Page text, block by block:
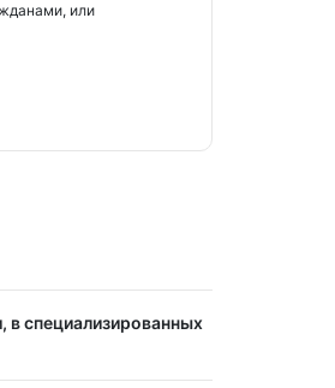
или
специализированных